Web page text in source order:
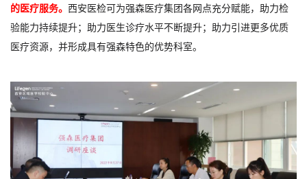
的医疗服务。 西安医检可为强森医疗集团各网点充分赋能，助力检
验能力持续提升；助力医生诊疗水平不断提升；助力引进更多优质
医疗资源，并形成具有强森特色的优势科室。